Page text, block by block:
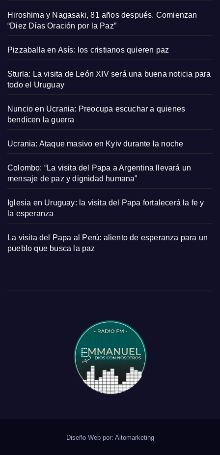
Hiroshima y Nagasaki, 81 años después. Comienzan
“Diez Días Oración por la Paz”
Pizzaballa en Asís: los cristianos quieren paz
Sturla: La visita de León XIV será una buena noticia para
todo el Uruguay
Nuncio en Ucrania: Preocupa escuchar a quienes
bendicen la guerra
Ucrania: Ataque masivo en Kyiv durante la noche
Colombo: “La visita del Papa a Argentina llevará un
mensaje de paz y dignidad humana”
Iglesia en Uruguay: la visita del Papa fortalecerá la fe y
la esperanza
La visita del Papa al Perú: aliento de esperanza para un
pueblo que busca la paz
Diseño Web por: Altomarketing